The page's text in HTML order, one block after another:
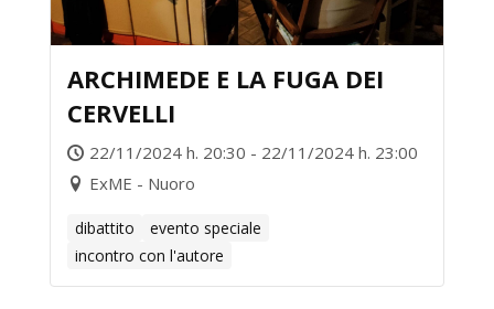
ARCHIMEDE E LA FUGA DEI
CERVELLI
22/11/2024 h. 20:30 - 22/11/2024 h. 23:00
ExME - Nuoro
dibattito
evento speciale
incontro con l'autore